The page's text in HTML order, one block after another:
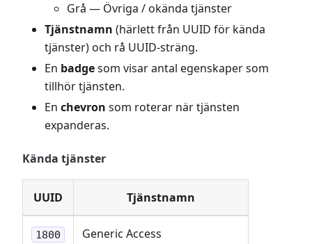
Grå — Övriga / okända tjänster
Tjänstnamn (härlett från UUID för kända
tjänster) och rå UUID-sträng.
En badgesom visar antal egenskaper som
tillhör tjänsten.
En chevron som roterar när tjänsten
expanderas.
Kända tjänster
UUID Tjänstnamn
1800 Generic Access